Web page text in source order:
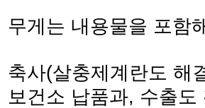
무게는 내용물을 포함
축사(살충제계란도 해
보건소 납품과, 수출